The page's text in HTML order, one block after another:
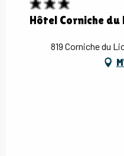
Hôtel Corniche du
819 Corniche du